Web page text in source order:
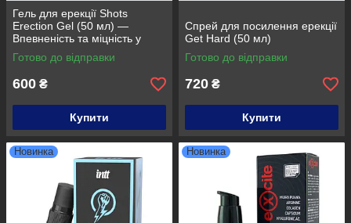
Гель для ерекції Shots
Erection Gel (50 мл) —
Впевненість та міцність у
кожній миті
Готово до відправки
600 ₴
Купити
Спрей для посилення ерекції
Get Hard (50 мл)
Готово до відправки
720 ₴
Купити
Новинка Новинка